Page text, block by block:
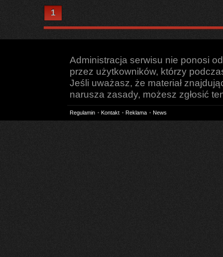
1
Administracja serwisu nie ponosi
przez użytkowników, którzy
Jeśli uważasz, że materiał
narusza zasady, możesz zgłosić
Regulamin Kontakt Reklama News